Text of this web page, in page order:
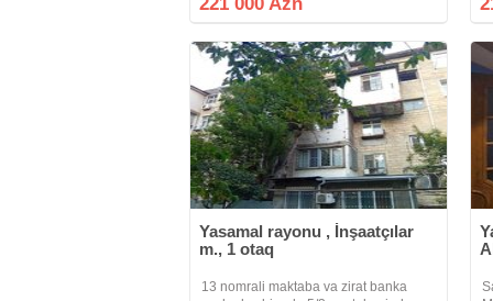
Yasamal rayonu , İnşaatçılar
m., 1 otaq
13 nomrali maktaba va zirat banka